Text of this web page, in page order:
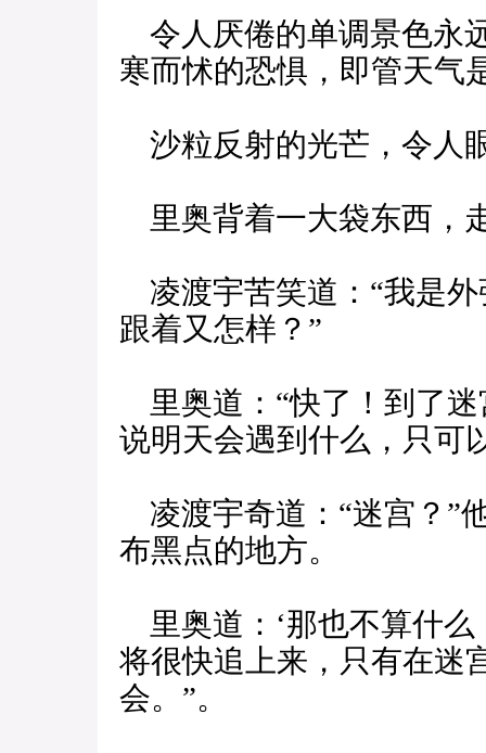
令人厌倦的单调景色永
寒而怵的恐惧，即管天气
沙粒反射的光芒，令人
里奥背着一大袋东西，
凌渡宇苦笑道：“我是
跟着又怎样？”
里奥道：“快了！到了
说明天会遇到什么，只可
凌渡宇奇道：“迷宫？”
布黑点的地方。
里奥道：‘那也不算什么
将很快追上来，只有在迷
会。”。